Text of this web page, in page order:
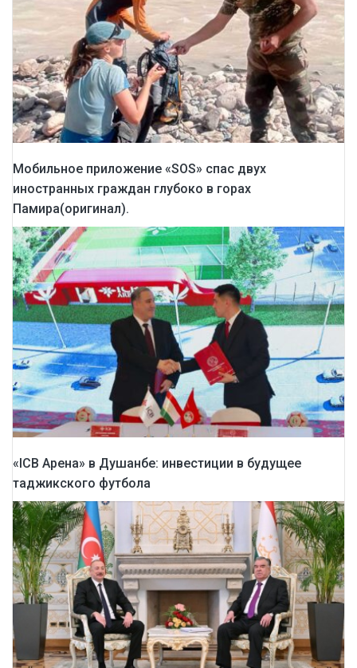
Мобильное приложение «SOS» спас двух
иностранных граждан глубоко в горах
Памира(оригинал).
«ICB Арена» в Душанбе: инвестиции в будущее
таджикского футбола